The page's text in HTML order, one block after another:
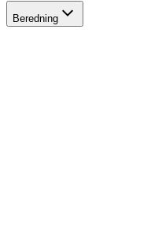
Beredning